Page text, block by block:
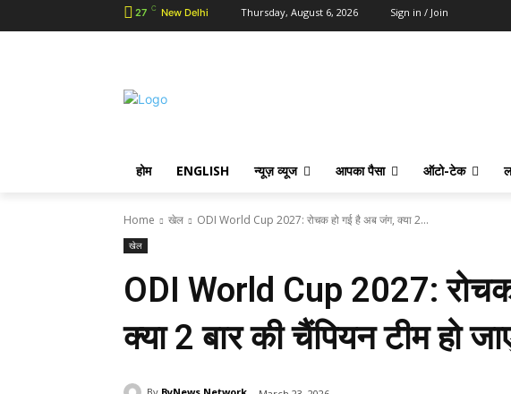
27 C New Delhi Thursday, August 6, 2026 Sign in / Join
होम ENGLISH न्यूज़ व्यूज आपका पैसा ऑटो-टेक
Home खेल ODI World Cup 2027: रोचक हो गई है अब जंग, क्या 2...
खेल
ODI World Cup 2027:
क्या 2 बार की चैंपियन टीम हो